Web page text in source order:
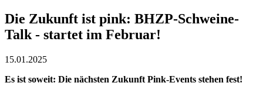
Die Zukunft ist pink: BHZP-Schweine-
Talk - startet im Februar!
15.01.2025
Es ist soweit: Die nächsten Zukunft Pink-Events stehen fest!